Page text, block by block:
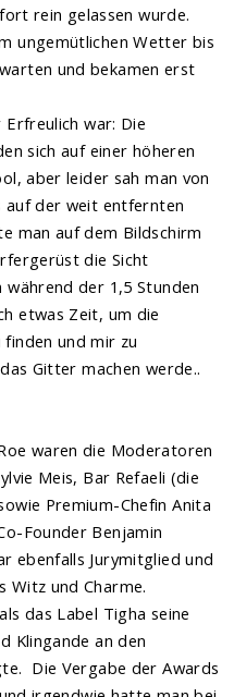
rein gelassen wurde.
ungemütlichen Wetter bis
und bekamen erst
war: Die
sich auf einer höheren
aber leider sah man von
der weit entfernten
man auf dem Bildschirm
die Sicht
der 1,5 Stunden
etwas Zeit, um die
und mir zu
Gitter machen werde..
waren die Moderatoren
Meis, Bar Refaeli (die
Premium-Chefin Anita
Founder Benjamin
ebenfalls Jurymitglied und
Witz und Charme.
das Label Tigha seine
Klingande an den
Die Vergabe der Awards